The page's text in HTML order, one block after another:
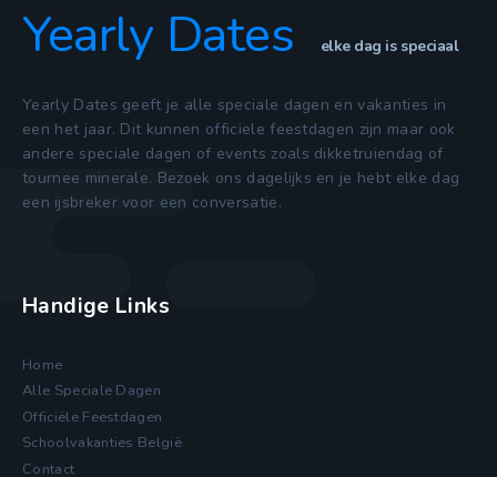
Yearly Dates elke dag is speciaal
Yearly Dates geeft je alle speciale dagen en vakanties in
een het jaar. Dit kunnen officiele feestdagen zijn maar ook
andere speciale dagen of events zoals dikketruiendag of
tournee minerale. Bezoek ons dagelijks en je hebt elke dag
een ijsbreker voor een conversatie.
Handige Links
Home
Alle Speciale Dagen
Officiële Feestdagen
Schoolvakanties België
Contact